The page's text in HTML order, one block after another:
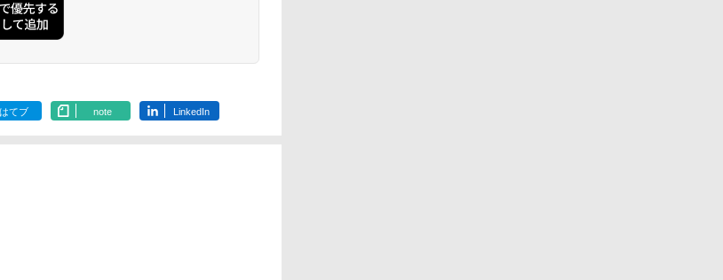
はてブ note LinkedIn